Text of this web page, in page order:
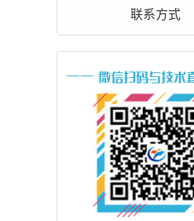
联系方式